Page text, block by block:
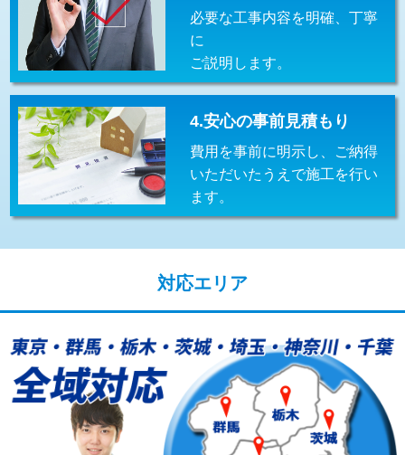
持込商品取付（単水栓） 13,200円
持込商品取付（混合水栓） 16,500円
持込商品取付（浄水器・分岐水栓） 16,500円
給水管工事※（ホール加工) 16,500円
給水管工事※（バンド止め) 3,300円
給水管工事※（支持金具設置)
業)
給水管工事※（塩ビ管（VP・HI）使
用/3ｍまで)
33,000円
給水管工事※（塩ビ管（VP・HI）使
用（追加）/3ｍ超え)
+8,800円
必要な工事内容を明確、丁寧
に
ご説明します。
4.安心の事前見積もり
費用を事前に明示し、ご納得
いただいたうえで施工を行い
ます。
対応エリア